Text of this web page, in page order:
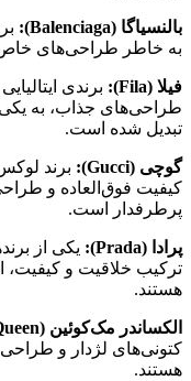
بالنسیاگا (Balenciaga):
به خاطر طراحی‌های خاص
فیلا (Fila):
برندی
طراحی‌های جذاب، به یکی
تبدیل شده است.
گوچی (Gucci):
برند
کیفیت فوق‌العاده و
پرطرفدار است.
پرادا (Prada):
یکی از
ترکیب خلاقیت و کیفیت،
هستند.
الکساندر مک‌کوئین (Alexander McQueen):
کتونی‌های لژدار و
هستند.